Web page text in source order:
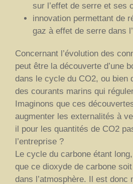
sur l’effet de serre et ses
innovation permettant de
gaz à effet de serre dans
Concernant l’évolution des
peut être la découverte d’une
dans le cycle du CO2, ou bien
des courants marins qui
Imaginons que ces
augmenter les externalités à
il pour les quantités de CO2
l’entreprise ?
Le cycle du carbone étant
que ce dioxyde de carbone
dans l’atmosphère. Il est donc